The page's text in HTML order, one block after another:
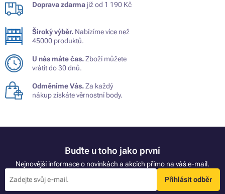
Doprava zdarma již od 1 190 Kč
Široký výběr. Nabízíme více než
45000 produktů.
U nás máte čas.Zboží můžete
vrátit do 30 dnů.
Odměníme Vás.Za každý
nákup získáte věrnostní body.
Buďte u toho jako první
Nejnovější informace o novinkách a akcích přímo na váš e-mail.
Přihlásit odběr